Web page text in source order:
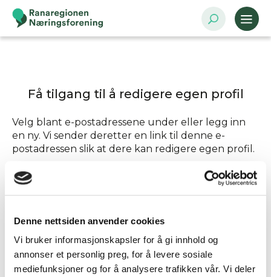
Denne nettsiden anvender cookies
Vi bruker informasjonskapsler for å gi innhold og
annonser et personlig preg, for å levere sosiale
mediefunksjoner og for å analysere trafikken vår. Vi deler
Få tilgang til å redigere egen profil
Velg blant e-postadressene under eller legg inn
en ny. Vi sender deretter en link til denne e-
postadressen slik at dere kan redigere egen profil.
Send tilgang til
Annen - Skriv inn e-postadresse selv